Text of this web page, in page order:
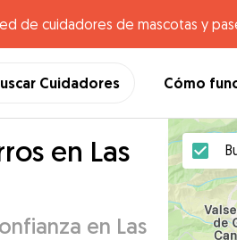
de cuidadores de mascotas y
Cuidadores Cómo
en Las
en Las